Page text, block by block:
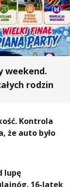
weekend.
rodzin
Kontrola
że auto było
lupę
16-latek